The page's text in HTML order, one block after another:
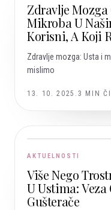
Zdravlje
Mikroba U
Korisni, A Koji
Zdravlje mozga: Usta i
mislimo
13. 10. 2025. 3 MIN
AKTUELNOSTI
Više Nego
U Ustima:
Gušterače